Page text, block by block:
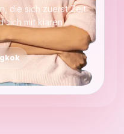
die sich zuerst Zeit
sich mit klaren